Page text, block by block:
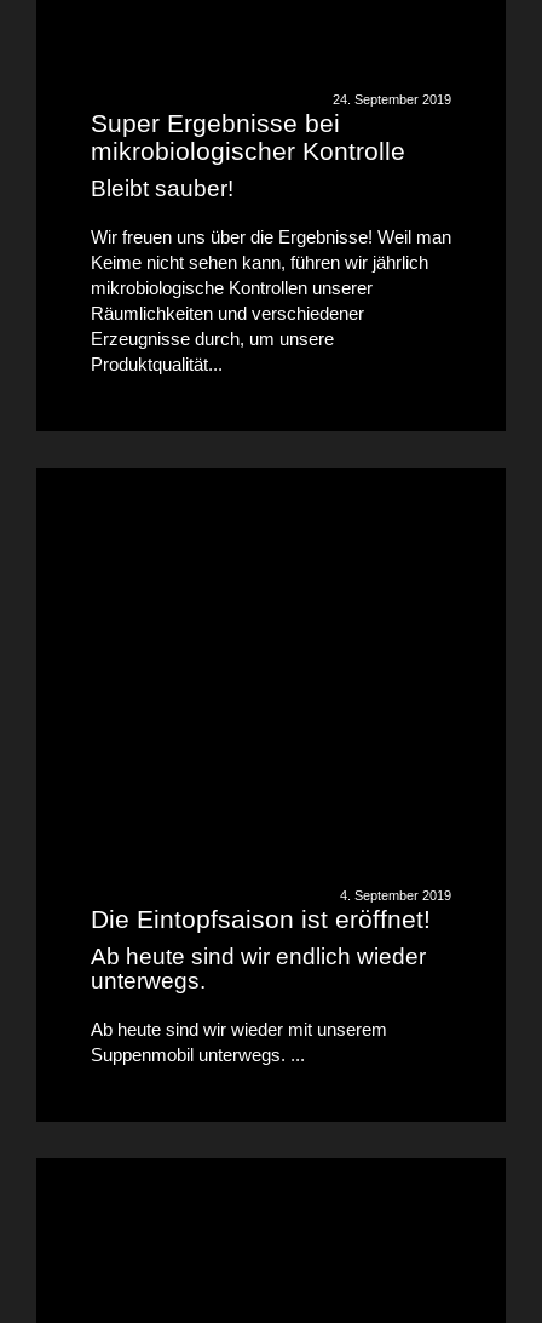
24. September 2019
Super Ergebnisse bei
mikrobiologischer Kontrolle
Bleibt sauber!
Wir freuen uns über die Ergebnisse! Weil man
Keime nicht sehen kann, führen wir jährlich
mikrobiologische Kontrollen unserer
Räumlichkeiten und verschiedener
Erzeugnisse durch, um unsere
Produktqualität...
4. September 2019
Die Eintopfsaison ist eröffnet!
Ab heute sind wir endlich wieder
unterwegs.
Ab heute sind wir wieder mit unserem
Suppenmobil unterwegs. ...